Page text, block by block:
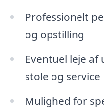
Professionelt
og opstilling
Eventuel leje af
stole og service
Mulighed for